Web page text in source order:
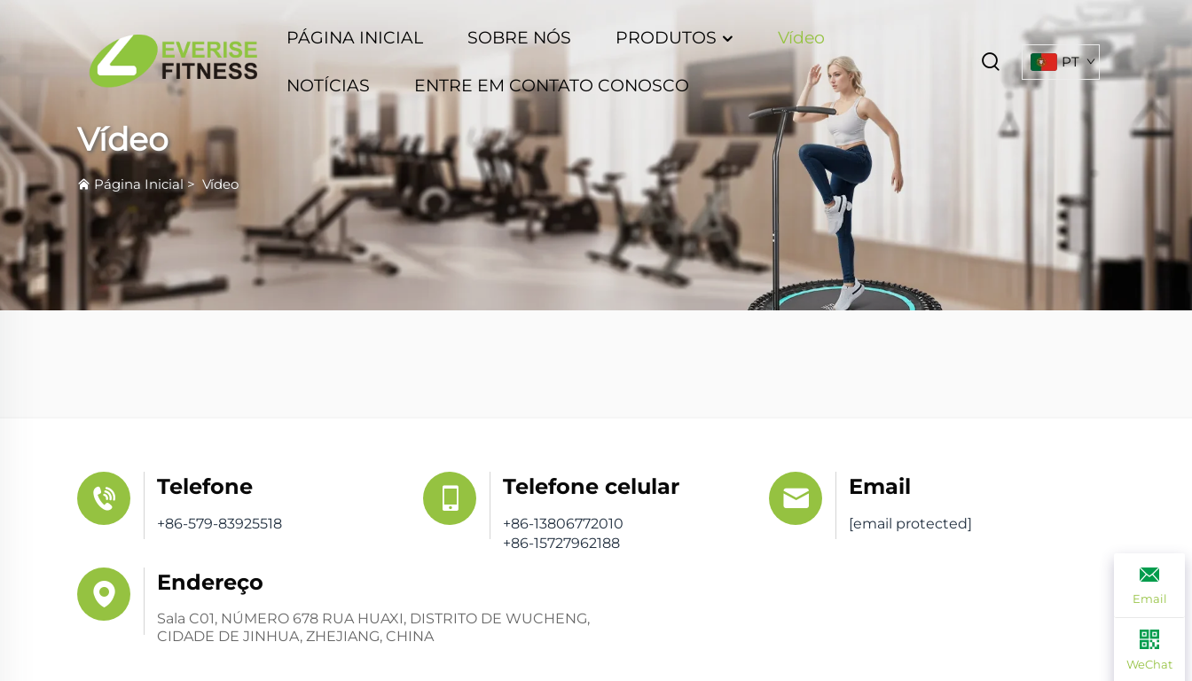
PÁGINA INICIAL SOBRE NÓS PRODUTOS Vídeo
NOTÍCIAS ENTRE EM CONTATO CONOSCO
PT
Vídeo
Página Inicial> Vídeo
Email
WeChat
Telefone
+86-579-83925518
Telefone celular
+86-13806772010
+86-15727962188
Email
[email protected]
Endereço
Sala C01, NÚMERO 678 RUA HUAXI, DISTRITO DE WUCHENG,
CIDADE DE JINHUA, ZHEJIANG, CHINA